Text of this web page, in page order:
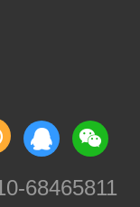

68465811